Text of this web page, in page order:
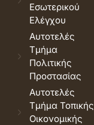
Εσωτερικού
Ελέγχου
Αυτοτελές
Τμήμα
Πολιτικής
Προστασίας
Αυτοτελές
Τμήμα Τοπικής
Οικονομικής